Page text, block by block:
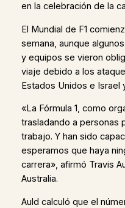
en la celebración de la
El Mundial de F1
semana, aunque
y equipos se vieron
viaje debido a los
Estados Unidos e Israel
«La Fórmula 1, como
trasladando a personas
trabajo. Y han sido
esperamos que haya
carrera», afirmó Travis
Australia.
Auld calculó que el